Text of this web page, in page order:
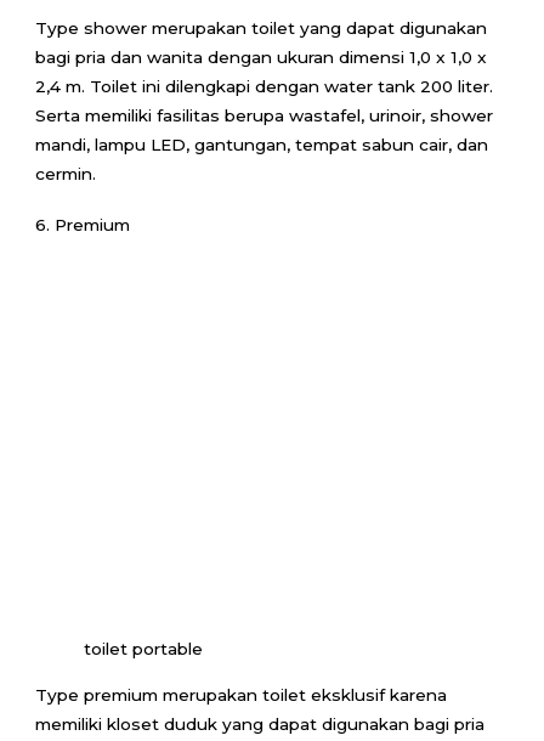
Type shower merupakan toilet yang dapat digunakan
bagi pria dan wanita dengan ukuran dimensi 1,0 x 1,0 x
2,4 m. Toilet ini dilengkapi dengan water tank 200 liter.
Serta memiliki fasilitas berupa wastafel, urinoir, shower
mandi, lampu LED, gantungan, tempat sabun cair, dan
cermin.
6. Premium
toilet portable
Type premium merupakan toilet eksklusif karena
memiliki kloset duduk yang dapat digunakan bagi pria